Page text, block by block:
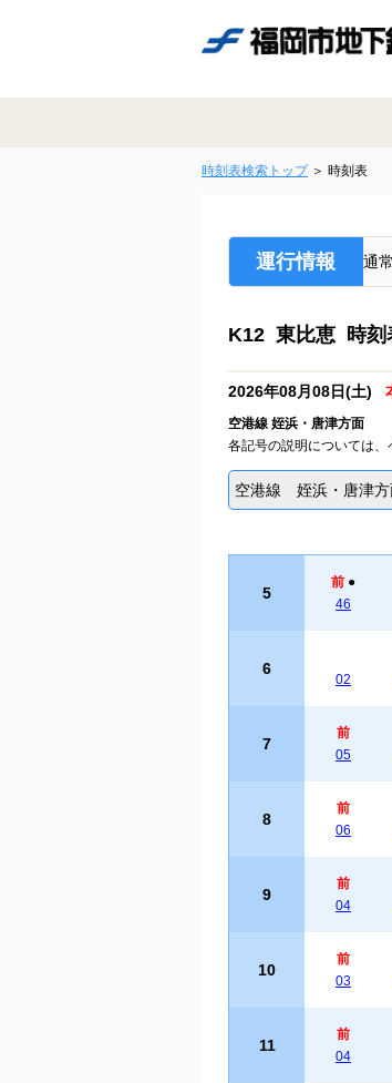
時刻表検索トップ 時刻表
運行情報 通
K12 東比恵 時刻
2026年08月08日(土)
空港線 姪浜・唐津方面
各記号の説明については
空港線 姪浜・唐津方
5
前 ●
46
6
02
7
前
05
8
前
06
9
前
04
10
前
03
11
前
04